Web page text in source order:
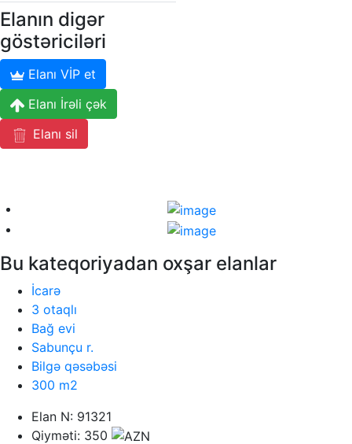
Elanın digər
göstəriciləri
Elanı VİP et
Elanı İrəli çək
Elanı sil
Bu kateqoriyadan oxşar elanlar
İcarə
3 otaqlı
Bağ evi
Sabunçu r.
Bilgə qəsəbəsi
300 m2
Elan N: 91321
Qiyməti: 350